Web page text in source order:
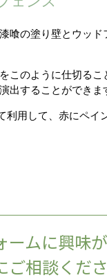
喰の塗り壁とウッド
このように仕切るこ
出することができま
利用して、赤にペイ
ームに興味
ご相談くだ